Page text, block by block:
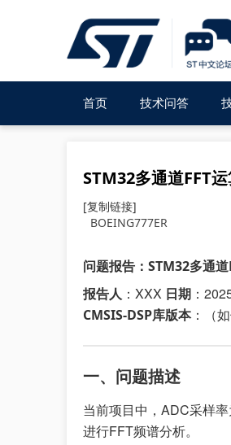
首页 技术问答
STM32多通道FFT
[复制链接]
BOEING777ER
问题报告：STM32多通
报告人 ：XXX 日期：
CMSIS-DSP库版本：（如
一、问题描述
当前项目中，ADC采样
进行FFT频谱分析。